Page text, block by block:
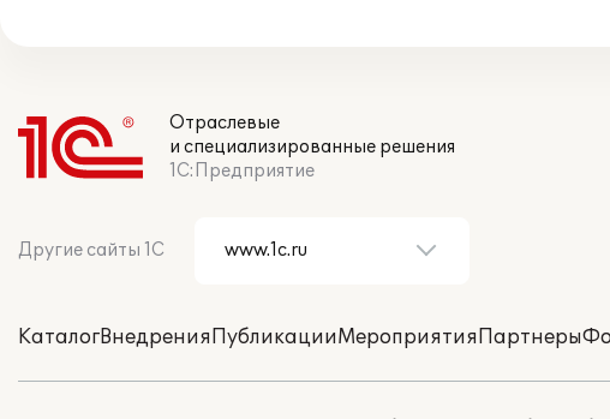
Отраслевые
и специализированные решения
1С:Предприятие
Другие сайты 1С
КаталогВнедренияПубликацииМероприятияПартнеры